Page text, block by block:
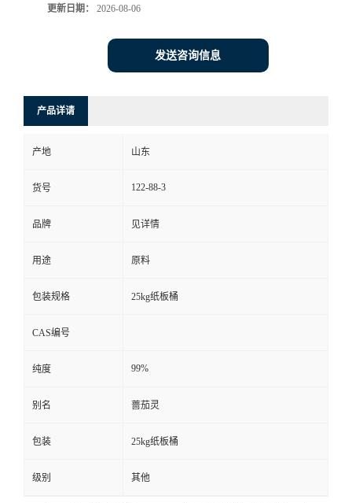
更新日期： 2026-08-06
发送咨询信息
产品详请
产地 山东
货号 122-88-3
品牌 见详情
用途 原料
包装规格 25kg纸板桶
CAS编号
纯度 99%
别名 蔷茄灵
包装 25kg纸板桶
级别 其他